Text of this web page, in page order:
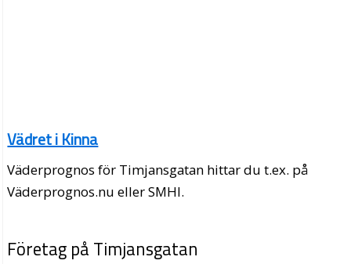
Vädret i Kinna
Väderprognos för Timjansgatan hittar du t.ex. på
Väderprognos.nu eller SMHI.
Företag på Timjansgatan